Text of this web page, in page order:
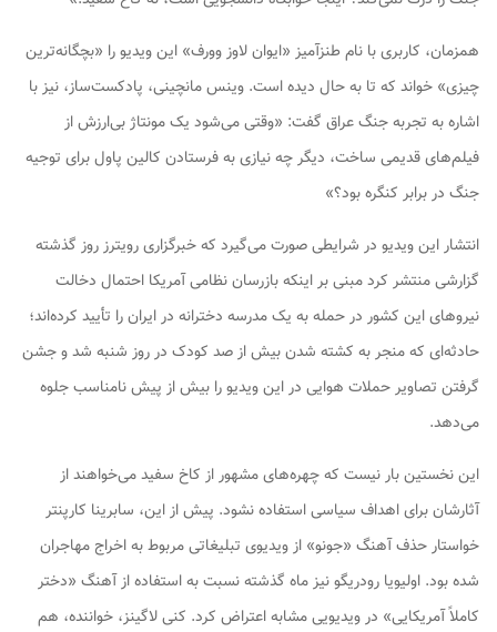
همزمان، کاربری با نام طنزآمیز «ایوان لاوز وورف» این ویدیو را «بچگانه‌ترین
چیزی» خواند که تا به حال دیده است. وینس مانچینی، پادکست‌ساز، نیز با
اشاره به تجربه جنگ عراق گفت: «وقتی می‌شود یک مونتاژ بی‌ارزش از
فیلم‌های قدیمی ساخت، دیگر چه نیازی به فرستادن کالین پاول برای توجیه
جنگ در برابر کنگره بود؟»
انتشار این ویدیو در شرایطی صورت می‌گیرد که خبرگزاری رویترز روز گذشته
گزارشی منتشر کرد مبنی بر اینکه بازرسان نظامی آمریکا احتمال دخالت
نیروهای این کشور در حمله به یک مدرسه دخترانه در ایران را تأیید کرده‌اند؛
حادثه‌ای که منجر به کشته شدن بیش از صد کودک در روز شنبه شد و جشن
گرفتن تصاویر حملات هوایی در این ویدیو را بیش از پیش نامناسب جلوه
می‌دهد.
این نخستین بار نیست که چهره‌های مشهور از کاخ سفید می‌خواهند از
آثارشان برای اهداف سیاسی استفاده نشود. پیش از این، سابرینا کارپنتر
خواستار حذف آهنگ «جونو» از ویدیوی تبلیغاتی مربوط به اخراج مهاجران
شده بود. اولیویا رودریگو نیز ماه گذشته نسبت به استفاده از آهنگ «دختر
کاملاً آمریکایی» در ویدیویی مشابه اعتراض کرد. کنی لاگینز، خواننده، هم